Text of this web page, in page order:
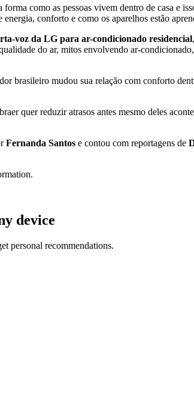
como as pessoas vivem dentro de casa e
conforto e como os aparelhos estão
voz da LG para ar-condicionado residencial
do ar, mitos envolvendo ar-
brasileiro mudou sua relação com conforto
quer reduzir atrasos antes mesmo deles
Fernanda Santos e contou com reportagens de
device
personal recommendations.